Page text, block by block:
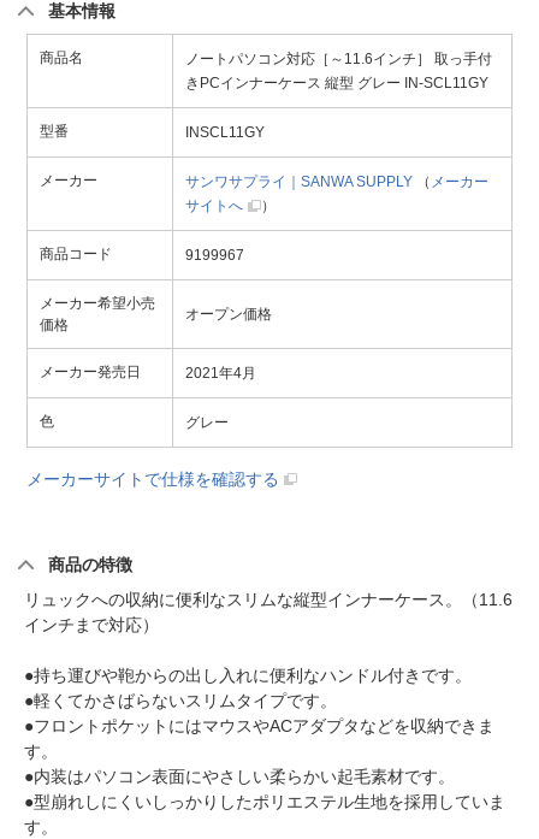
基本情報
商品名
ノートパソコン対応［～11.6インチ］ 取っ手付
きPCインナーケース 縦型 グレー IN-SCL11GY
型番 INSCL11GY
メーカー サンワサプライ｜SANWA SUPPLY （ メーカー
サイトへ
）
商品コード 9199967
メーカー希望小売
価格
オープン価格
メーカー発売日 2021年4月
色 グレー
メーカーサイトで仕様を確認する
商品の特徴
リュックへの収納に便利なスリムな縦型インナーケース。（11.6
インチまで対応）
●持ち運びや鞄からの出し入れに便利なハンドル付きです。
●軽くてかさばらないスリムタイプです。
●フロントポケットにはマウスやACアダプタなどを収納できま
す。
●内装はパソコン表面にやさしい柔らかい起毛素材です。
●型崩れしにくいしっかりしたポリエステル生地を採用していま
す。